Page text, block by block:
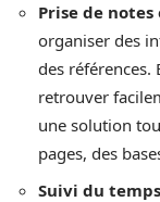
Prise de
organiser des
des références.
retrouver
une solution
pages, des
Suivi du temps